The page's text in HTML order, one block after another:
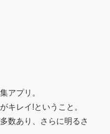
アプリ。
キレイ!ということ。
数あり、さらに明るさ